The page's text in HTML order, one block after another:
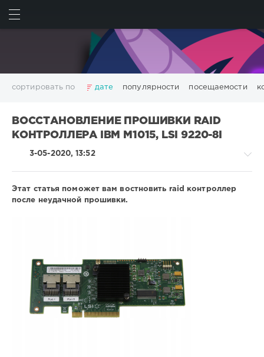
сортировать по дате популярности посещаемости
ВОССТАНОВЛЕНИЕ ПРОШИВКИ RAID
КОНТРОЛЛЕРА IBM M1015, LSI 9220-8I
3-05-2020, 13:52
37
058
0
Этат статья поможет вам востновить raid контроллер
после неудачной прошивки.